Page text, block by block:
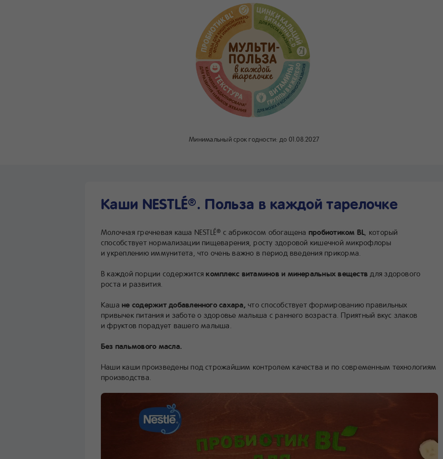
Минимальный срок годности: до 01.08.2027
Каши NESTLÉ®. Польза в каждой тарелочке
Молочная гречневая каша NESTLÉ® с абрикосом обогащена пробиотиком BL, который
способствует нормализации пищеварения, росту здоровой кишечной микрофлоры
и укреплению иммунитета, что очень важно в период введения прикорма.
В каждой порции содержитсякомплекс витаминов и минеральных веществ для здорового
роста и развития.
Кашане содержит добавленного сахара, что способствует формированию правильных
привычек питания и заботе о здоровье малыша с раннего возраста. Приятный вкус злаков
и фруктов порадует вашего малыша.
Без пальмового масла.
Наши каши произведены под строжайшим контролем качества и по современным технологиям
производства.